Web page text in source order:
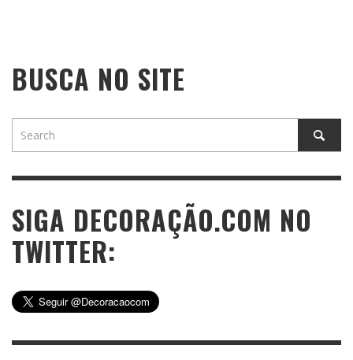
BUSCA NO SITE
SIGA DECORAÇÃO.COM NO
TWITTER: